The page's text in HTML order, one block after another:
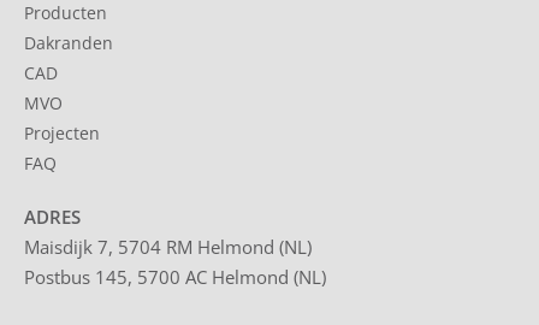
Producten
Dakranden
CAD
MVO
Projecten
FAQ
ADRES
Maisdijk 7, 5704 RM Helmond (NL)
Postbus 145, 5700 AC Helmond (NL)